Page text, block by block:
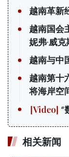
越南革新
越南国会
妮弗·威克
越南与中
越南第十
将海岸空
“
相关新闻